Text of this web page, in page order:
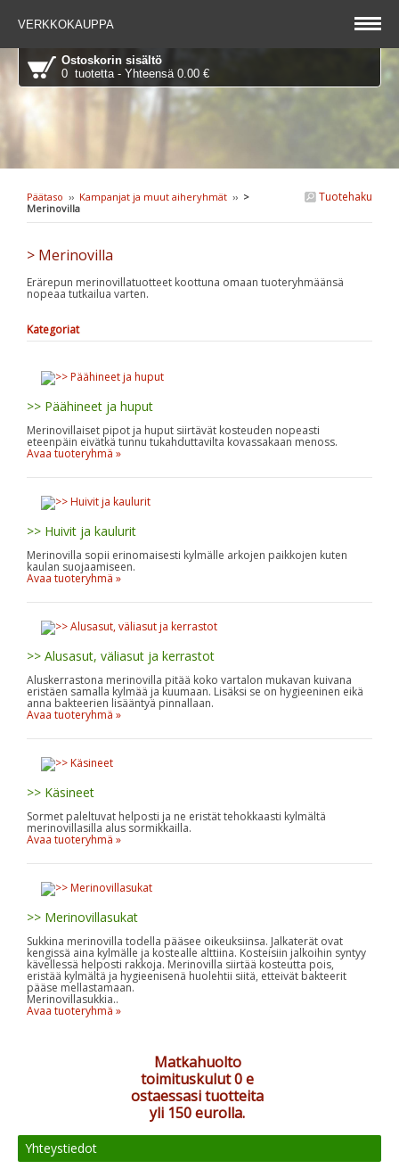
VERKKOKAUPPA
Ostoskorin sisältö
0 tuotetta - Yhteensä 0.00 €
Tuotehaku
Päätaso ›› Kampanjat ja muut aiheryhmät ›› >
Merinovilla
> Merinovilla
Erärepun merinovillatuotteet koottuna omaan tuoteryhmäänsä
nopeaa tutkailua varten.
Kategoriat
>> Päähineet ja huput
Merinovillaiset pipot ja huput siirtävät kosteuden nopeasti
eteenpäin eivätkä tunnu tukahduttavilta kovassakaan menoss.
Avaa tuoteryhmä »
>> Huivit ja kaulurit
Merinovilla sopii erinomaisesti kylmälle arkojen paikkojen kuten
kaulan suojaamiseen.
Avaa tuoteryhmä »
>> Alusasut, väliasut ja kerrastot
Aluskerrastona merinovilla pitää koko vartalon mukavan kuivana
eristäen samalla kylmää ja kuumaan. Lisäksi se on hygieeninen eikä
anna bakteerien lisääntyä pinnallaan.
Avaa tuoteryhmä »
>> Käsineet
Sormet paleltuvat helposti ja ne eristät tehokkaasti kylmältä
merinovillasilla alus sormikkailla.
Avaa tuoteryhmä »
>> Merinovillasukat
Sukkina merinovilla todella pääsee oikeuksiinsa. Jalkaterät ovat
kengissä aina kylmälle ja kostealle alttiina. Kosteisiin jalkoihin syntyy
kävellessä helposti rakkoja. Merinovilla siirtää kosteutta pois,
eristää kylmältä ja hygieenisenä huolehtii siitä, etteivät bakteerit
pääse mellastamaan.
Merinovillasukkia..
Avaa tuoteryhmä »
Matkahuolto
toimituskulut 0 e
ostaessasi tuotteita
yli 150 eurolla.
Yhteystiedot